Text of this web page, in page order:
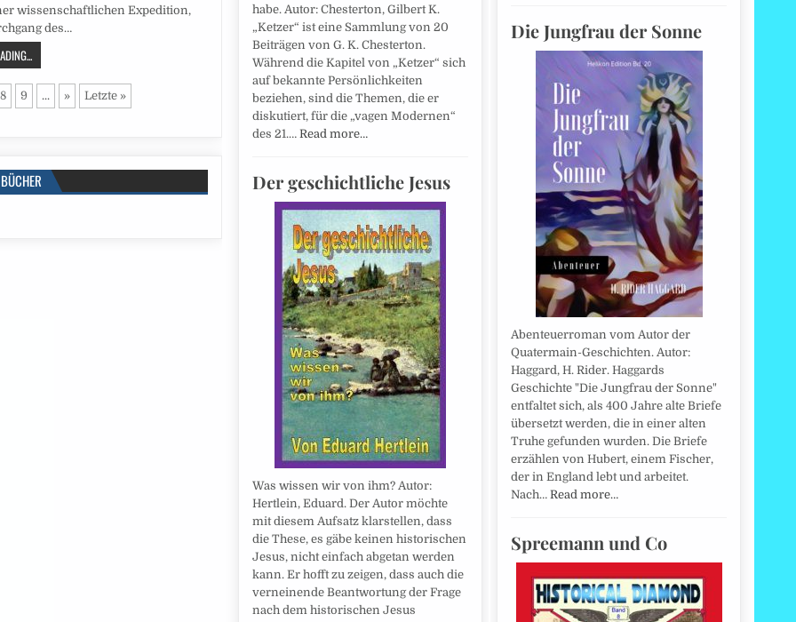
wissenschaftlichen Expedition,
des…
8 9 ... » Letzte »
habe. Autor: Chesterton, Gilbert K.
„Ketzer“ ist eine Sammlung von 20
Beiträgen von G. K. Chesterton.
Während die Kapitel von „Ketzer“ sich
auf bekannte Persönlichkeiten
beziehen, sind die Themen, die er
diskutiert, für die „vagen Modernen“
des 21.… Read more…
Der geschichtliche Jesus
Was wissen wir von ihm? Autor:
Hertlein, Eduard. Der Autor möchte
mit diesem Aufsatz klarstellen, dass
die These, es gäbe keinen historischen
Jesus, nicht einfach abgetan werden
kann. Er hofft zu zeigen, dass auch die
verneinende Beantwortung der Frage
nach dem historischen Jesus
Die Jungfrau der Sonne
Abenteuerroman vom Autor der
Quatermain-Geschichten. Autor:
Haggard, H. Rider. Haggards
Geschichte "Die Jungfrau der Sonne"
entfaltet sich, als 400 Jahre alte Briefe
übersetzt werden, die in einer alten
Truhe gefunden wurden. Die Briefe
erzählen von Hubert, einem Fischer,
der in England lebt und arbeitet.
Nach… Read more…
Spreemann und Co